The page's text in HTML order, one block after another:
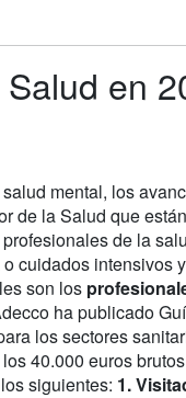
en
mental, los
de la Salud que
de la
cuidados intensivos
son los
ha publicado
los sectores
40.000 euros
siguientes: 1.